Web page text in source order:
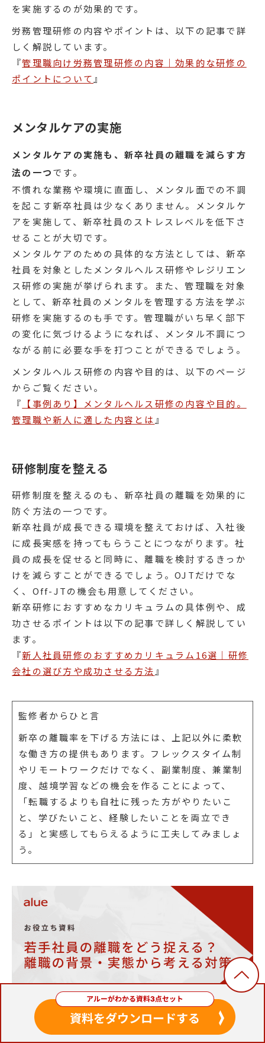
を実施するのが効果的です。
労務管理研修の内容やポイントは、以下の記事で詳
しく解説しています。
『管理職向け労務管理研修の内容｜効果的な研修の
ポイントについて 』
メンタルケアの実施
メンタルケアの実施も、新卒社員の離職を減らす方
法の一つです。
不慣れな業務や環境に直面し、メンタル面での不調
を起こす新卒社員は少なくありません。メンタルケ
アを実施して、新卒社員のストレスレベルを低下さ
せることが大切です。
メンタルケアのための具体的な方法としては、新卒
社員を対象としたメンタルヘルス研修やレジリエン
ス研修の実施が挙げられます。また、管理職を対象
として、新卒社員のメンタルを管理する方法を学ぶ
研修を実施するのも手です。管理職がいち早く部下
の変化に気づけるようになれば、メンタル不調につ
ながる前に必要な手を打つことができるでしょう。
メンタルヘルス研修の内容や目的は、以下のページ
からご覧ください。
『 【事例あり】メンタルヘルス研修の内容や目的。
管理職や新人に適した内容とは』
研修制度を整える
研修制度を整えるのも、新卒社員の離職を効果的に
防ぐ方法の一つです。
新卒社員が成長できる環境を整えておけば、入社後
に成長実感を持ってもらうことにつながります。社
員の成長を促せると同時に、離職を検討するきっか
けを減らすことができるでしょう。OJTだけでな
く、Off-JTの機会も用意してください。
新卒研修におすすめなカリキュラムの具体例や、成
功させるポイントは以下の記事で詳しく解説してい
ます。
『新人社員研修のおすすめカリキュラム16選｜研修
会社の選び方や成功させる方法』
監修者からひと言
新卒の離職率を下げる方法には、上記以外に柔軟
な働き方の提供もあります。フレックスタイム制
やリモートワークだけでなく、副業制度、兼業制
度、越境学習などの機会を作ることによって、
「転職するよりも自社に残った方がやりたいこ
と、学びたいこと、経験したいことを両立でき
る」と実感してもらえるように工夫してみましょ
う。